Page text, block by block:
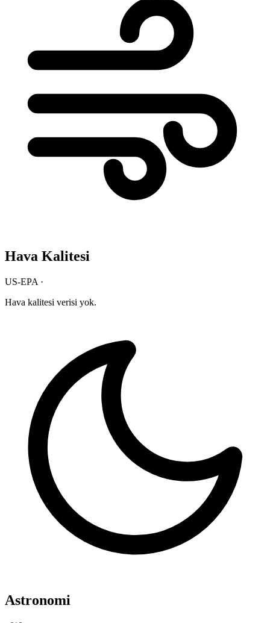
Hava Kalitesi
US-EPA ·
Hava kalitesi verisi yok.
Astronomi